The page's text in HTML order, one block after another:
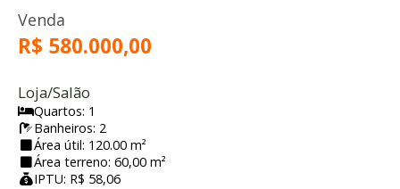
Venda
R$ 580.000,00
Loja/Salão
Quartos: 1
Banheiros: 2
Área útil: 120.00 m²
Área terreno: 60,00 m²
IPTU: R$ 58,06